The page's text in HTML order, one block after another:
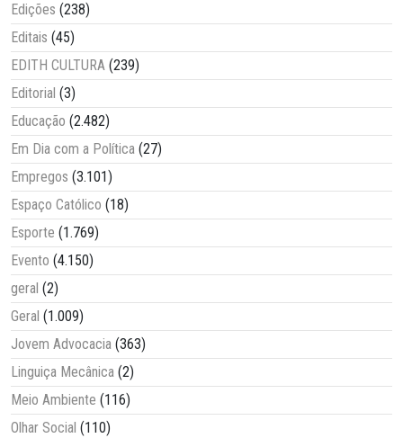
Edições (238)
Editais (45)
EDITH CULTURA (239)
Editorial (3)
Educação (2.482)
Em Dia com a Política (27)
Empregos (3.101)
Espaço Católico (18)
Esporte (1.769)
Evento (4.150)
geral (2)
Geral (1.009)
Jovem Advocacia (363)
Linguiça Mecânica (2)
Meio Ambiente (116)
Olhar Social (110)